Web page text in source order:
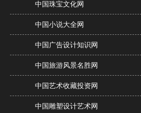
中国珠宝文化网
中国小说大全网
中国广告设计知识网
中国旅游风景名胜网
中国艺术收藏投资网
中国雕塑设计艺术网